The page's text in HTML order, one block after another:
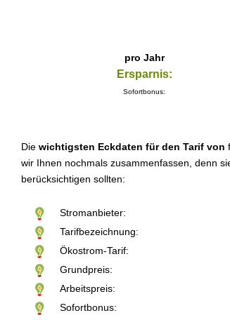
pro Jahr
Ersparnis:
Sofortbonus:
Die wichtigsten Eckdaten für den Tarif von
wir Ihnen nochmals zusammenfassen, denn
berücksichtigen sollten:
Stromanbieter:
Tarifbezeichnung:
Ökostrom-Tarif:
Grundpreis:
Arbeitspreis:
Sofortbonus: